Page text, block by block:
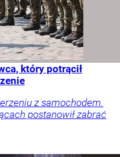
który potrącił
z samochodem.
postanowił zabrać